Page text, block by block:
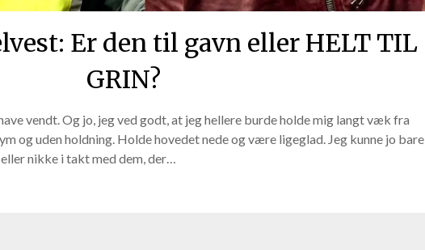
Er den til gavn eller HELT TIL
GRIN?
vendt. Og jo, jeg ved godt, at jeg hellere burde holde mig langt væk fra
og uden holdning. Holde hovedet nede og være ligeglad. Jeg kunne jo bare
nikke i takt med dem, der…